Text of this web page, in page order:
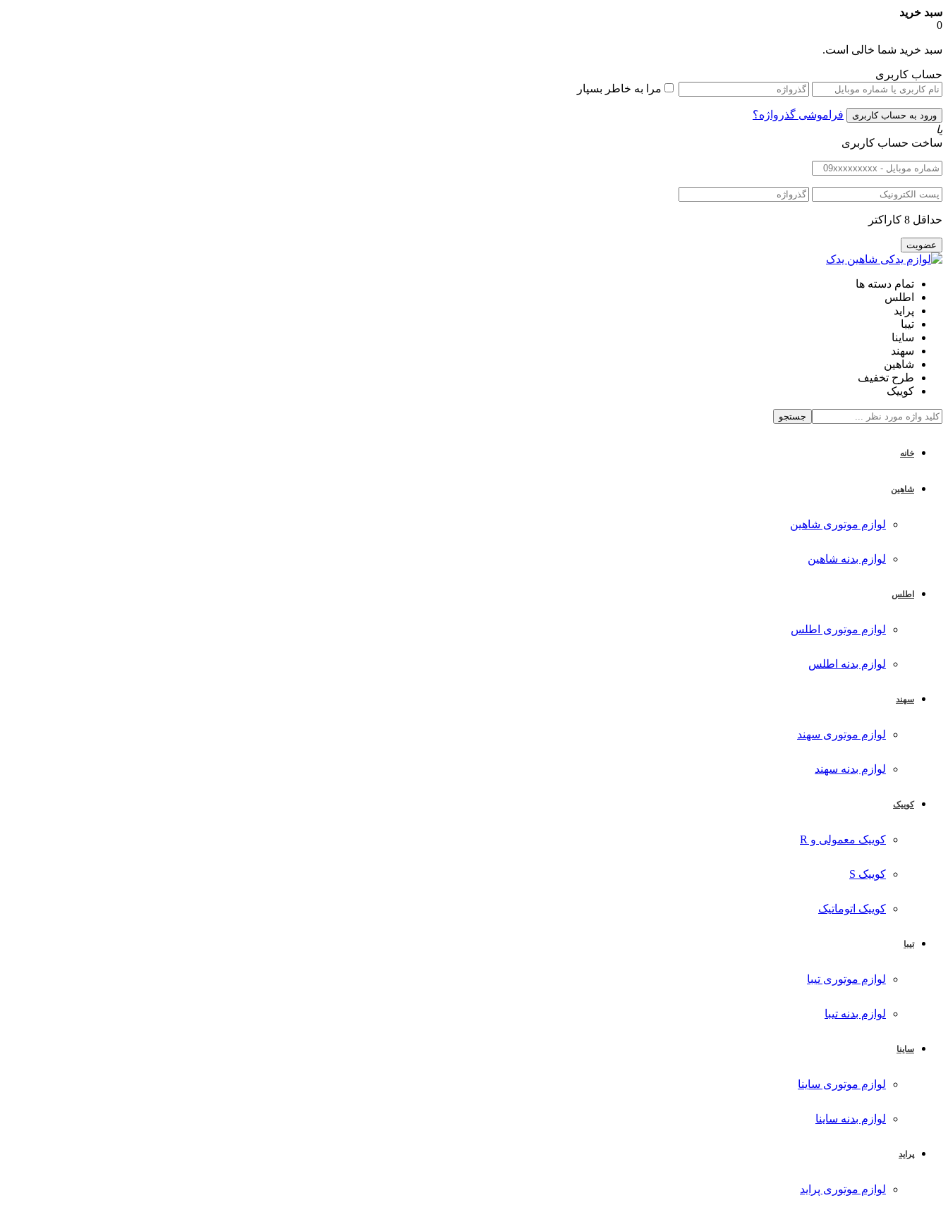
سبد خرید
0
سبد خرید شما خالی است.
حساب کاربری
مرا به خاطر بسپار
فراموشی گذرواژه؟
یا
ساخت حساب کاربری
حداقل 8 کاراکتر
تمام دسته ها
اطلس
پراید
تیبا
ساینا
سهند
شاهین
طرح تخفیف
کوییک
جستجو
خانه
شاهین
لوازم موتوری شاهین
لوازم بدنه شاهین
اطلس
لوازم موتوری اطلس
لوازم بدنه اطلس
سهند
لوازم موتوری سهند
لوازم بدنه سهند
کوییک
کوییک معمولی و R
کوییک S
کوییک اتوماتیک
تیبا
لوازم موتوری تیبا
لوازم بدنه تیبا
ساینا
لوازم موتوری ساینا
لوازم بدنه ساینا
پراید
لوازم موتوری پراید